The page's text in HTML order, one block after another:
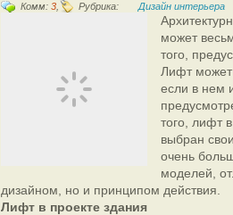
Комм: 3, Рубрика: Дизайн интерьера
может
того,
Лифт
если в нем
того, лифт
выбран
очень
моделей,
дизайном, но и принципом действия.
Лифт в проекте здания